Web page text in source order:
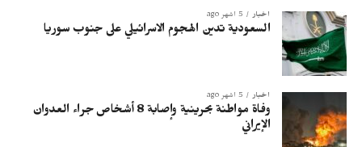
أخبار 5 أشهر ago
السعودية تدين الهجوم الاسرائيلي على جنوب سوريا
أخبار 5 أشهر ago
وفاة مواطنة بحرينية وإصابة 8 أشخاص جراء العدوان
الإيراني